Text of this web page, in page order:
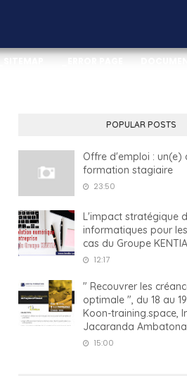
POPULAR POSTS
Offre d'emploi : un(e)
formation stagiaire
23:50
L'impact stratégique
informatiques pour
cas du Groupe KENTIA
12:17
" Recouvrer les
optimale ", du 18 au
Koon-training.space,
Jacaranda
15:00